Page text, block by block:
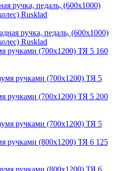
ручка, педаль, (600х1000)
Rusklad
ручками (700х1200) ТЯ 5 160
ручками (700х1200) ТЯ 5 200
ручками (800х1200) ТЯ 6 125